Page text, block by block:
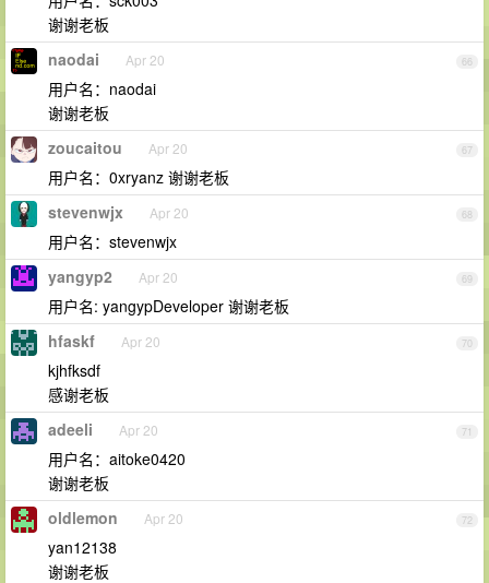
谢谢老板
66
naodai Apr 20
用户名：naodai
谢谢老板
67
zoucaitou Apr 20
用户名：0xryanz 谢谢老板
68
stevenwjx Apr 20
用户名：stevenwjx
69
yangyp2 Apr 20
用户名: yangypDeveloper 谢谢老板
70
hfaskf Apr 20
kjhfksdf
感谢老板
71
adeeli Apr 20
用户名：aitoke0420
谢谢老板
72
oldlemon Apr 20
yan12138
谢谢老板